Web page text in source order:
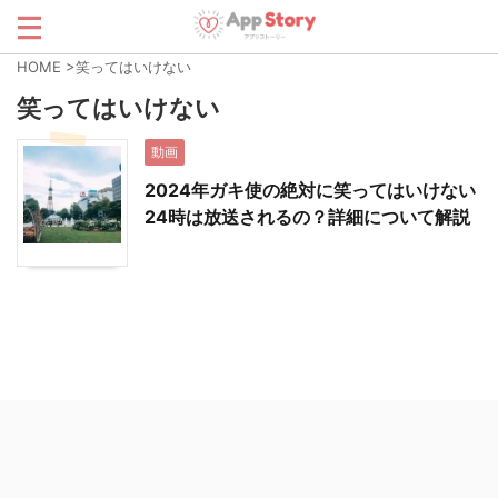
HOME >笑ってはいけない
笑ってはいけない
動画
2024年ガキ使の絶対に笑ってはいけない
24時は放送されるの？詳細について解説